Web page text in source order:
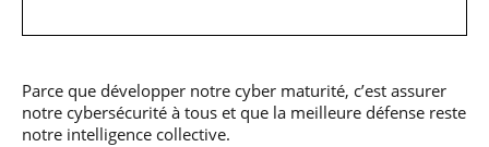
formations de
Parce que développer notre cyber maturité, c’est assurer
notre cybersécurité à tous et que la meilleure défense reste
notre intelligence collective.